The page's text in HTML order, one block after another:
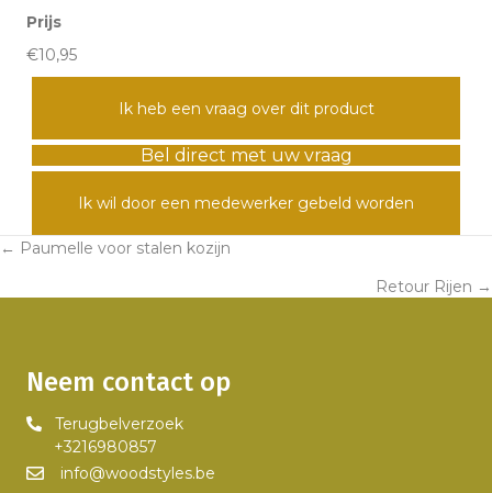
Prijs
€10,95
Ik heb een vraag over dit product
Bel direct met uw vraag
Ik wil door een medewerker gebeld worden
Posts
navigation
← Paumelle voor stalen kozijn
Retour Rijen →
Neem contact op
Terugbelverzoek
+3216980857
info@woodstyles.be